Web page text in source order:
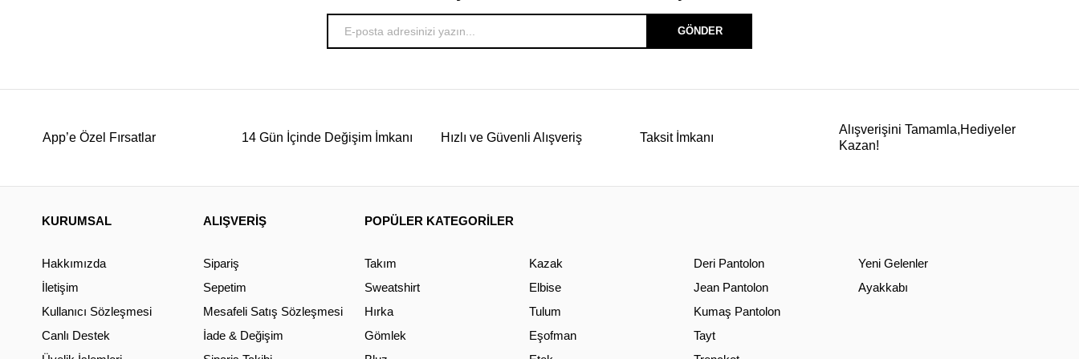
GÖNDER
App’e Özel Fırsatlar 14 Gün İçinde Değişim İmkanı Hızlı ve Güvenli Alışveriş Taksit İmkanı
Alışverişini Tamamla,Hediyeler
Kazan!
KURUMSAL
Hakkımızda
İletişim
Kullanıcı Sözleşmesi
Canlı Destek
ALIŞVERİŞ
Sipariş
Sepetim
Mesafeli Satış Sözleşmesi
İade & Değişim
POPÜLER KATEGORİLER
Takım
Sweatshirt
Hırka
Gömlek
Kazak
Elbise
Tulum
Eşofman
Deri Pantolon
Jean Pantolon
Kumaş Pantolon
Tayt
Yeni Gelenler
Ayakkabı